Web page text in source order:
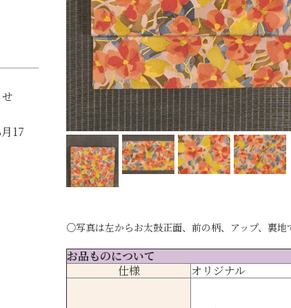
○写真は左からお太鼓正面、前の柄、アップ、裏地
お品ものについて
仕様
オリジナル
17